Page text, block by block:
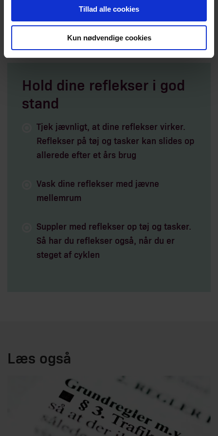
Tillad alle cookies
Kun nødvendige cookies
med, når man stiger af cyklen. Der findes også overtøj
og tasker, som er syet af reflekterende stof.
Hold dine reflekser i god
stand
Tjek jævnligt, at dine reflekser virker.
Reflekser på tøj og tasker kan slides op
allerede efter et års brug
Vask dine reflekser med jævne
mellemrum
Suppler med reflekser op tøj og tasker.
Så har du reflekser også, når du er
steget af cyklen
Læs også